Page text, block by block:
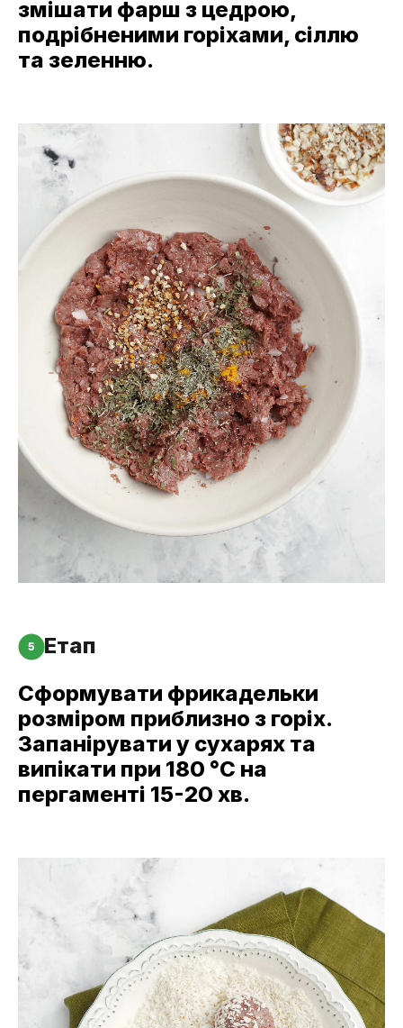
змішати фарш з цедрою,
подрібненими горіхами, сіллю
та зеленню.
5
Етап
Сформувати фрикадельки
розміром приблизно з горіх.
Запанірувати у сухарях та
випікати при 180 °С на
пергаменті 15-20 хв.